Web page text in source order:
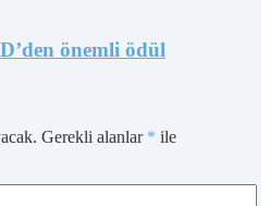
önemli ödül
Gerekli alanlar * ile